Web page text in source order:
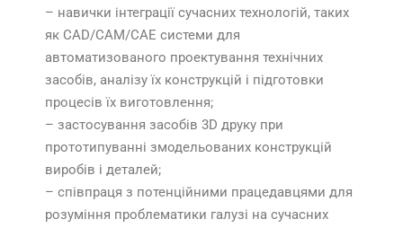
– навички інтеграції сучасних технологій, таких
як CAD/CAM/CAE системи для
автоматизованого проектування технічних
засобів, аналізу їх конструкцій і підготовки
процесів їх виготовлення;
– застосування засобів 3D друку при
прототипуванні змодельованих конструкцій
виробів і деталей;
– співпраця з потенційними працедавцями для
розуміння проблематики галузі на сучасних